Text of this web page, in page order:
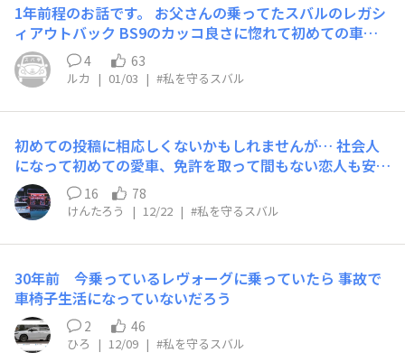
かった、スバルに乗っててよかったと心から思います。外
気温が低い時に1発目踏んだ時にブレーキ鳴きがするのが
その証拠です笑 「これからも規則正しく、安全運転する
ことを、ここに宣言いたします」 ※写真と内容は一切関
係ないです。
カピカにしており、とても満足して乗っていました。初め
ての子供が産まれる年でもあり、車が無くなってしまった
ことで非常につらい時期でもありましたが事故から私を守
ってくれたフォレスターに感謝しています。大きく破壊さ
クラッシャブル構造であることも後から知りました。 事
故後はE型からF型に変わったものの、同色同グレードの
フォレスターに買い換えました。妻と娘と家族３人でたく
さんの思い出を作っていきます。これからも良き相棒とし
て大切に乗っていきます。
1年前程のお話です。 お父さんの乗ってたスバルのレガシ
ィアウトバック BS9のカッコ良さに惚れて初めての車と
して迎え入れました✨ 免許を取って次の日にディーラー
に行き契約、初めて運転席に座った時の興奮は今でも覚え
ています。 納車してから色々な場所に行きました！ 友達
とドライブしたり写真を撮ったり彼女とのデートで使った
た！ しかし納車して8ヶ月後の時、 国道を走行中に脇道
から一時停止無視の車が飛び出してきてアイサイトが反応
してくれましたが間に合わず衝突。 衝撃は凄まじく反対
車線側まで僕の乗ってたアウトバックは吹き飛びました。
な怪我にはならず通院だけで済むレベルの軽傷で済みまし
た もしもスバル車じゃ無かったら、 あの時アイサイトが
反応しなかったら、、 そのままの勢いで突っ込みより悲
惨な結果になってたかもしれません。 事故処理しに来た
警察の方にはあと一歩のところで死亡も有り得たと言われ
るほどの大事故でしたが スバル車のおかげで大きな怪我
4 63
ルカ | 01/03 | #私を守るスバル
初めての投稿に相応しくないかもしれませんが… 社会人
になって初めての愛車、免許を取って間もない恋人も安心
して運転できる車にしようと思い、スバルの車、レヴォー
グを選びました。 車好きが多い会社だったこともあり、
同僚と一緒にツーリングを楽しんだり、旅先で車を並べて
写真を撮ったりと、濃密な社会人1年目を過ごしていまし
ボランティア活動の用事に向かうため、車を走らせていま
した。 急カーブの連続する片側一車線の下り坂、車間距
離をいつもより広めに取って走行していると、対向車がま
さかのスリップ。そのまま私の車に向かって衝突！ レヴ
16 78
けんたろう | 12/22 | #私を守るスバル
30年前 今乗っているレヴォーグに乗っていたら 事故で
車椅子生活になっていないだろう
2 46
ひろ | 12/09 | #私を守るスバル